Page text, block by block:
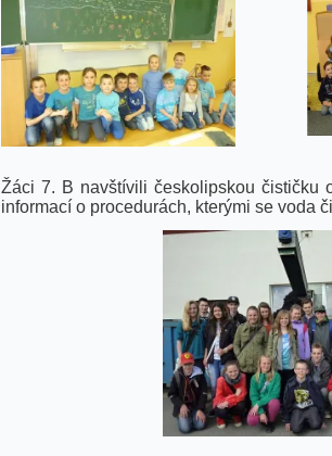
Žáci 7. B navštívili českolipskou čističku
informací o procedurách, kterými se voda